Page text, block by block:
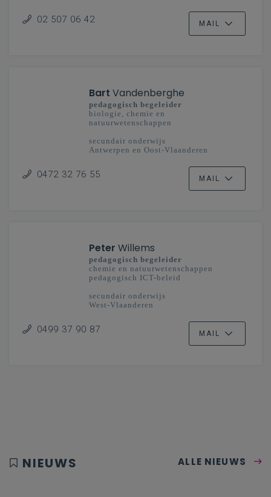
02 507 06 42 MAIL
Bart Vandenberghe
pedagogisch begeleider
biologie, chemie en
natuurwetenschappen
secundair onderwijs
Antwerpen en Oost-Vlaanderen
0472 32 76 55 MAIL
Peter Willems
pedagogisch begeleider
chemie en natuurwetenschappen
pedagogisch ICT-beleid
secundair onderwijs
West-Vlaanderen
0499 37 90 87 MAIL
NIEUWS ALLE NIEUWS